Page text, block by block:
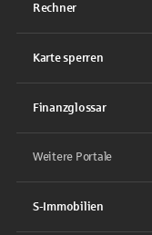
Rechner
Karte sperren
Finanzglossar
Weitere Portale
S-Immobilien